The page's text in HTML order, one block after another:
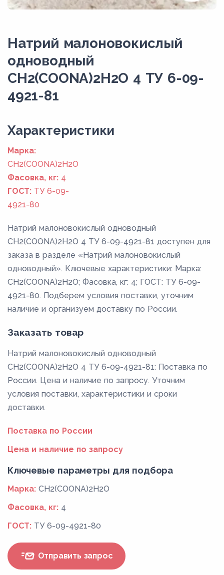
Натрий малоновокислый
одноводный
CH2(COONA)2H2O 4 ТУ 6-09-
4921-81
Xарактеристики
Марка:
CH2(COONA)2H2O
Фасовка, кг: 4
ГОСТ: ТУ 6-09-
4921-80
Натрий малоновокислый одноводный
CH2(COONA)2H2O 4 ТУ 6-09-4921-81 доступен для
заказа в разделе «Натрий малоновокислый
одноводный». Ключевые характеристики: Марка:
CH2(COONA)2H2O; Фасовка, кг: 4; ГОСТ: ТУ 6-09-
4921-80. Подберем условия поставки, уточним
наличие и организуем доставку по России.
Заказать товар
Натрий малоновокислый одноводный
CH2(COONA)2H2O 4 ТУ 6-09-4921-81: Поставка по
России. Цена и наличие по запросу. Уточним
условия поставки, характеристики и сроки
доставки.
Поставка по России
Цена и наличие по запросу
Ключевые параметры для подбора
Марка: CH2(COONA)2H2O
Фасовка, кг: 4
ГОСТ: ТУ 6-09-4921-80
Отправить запрос